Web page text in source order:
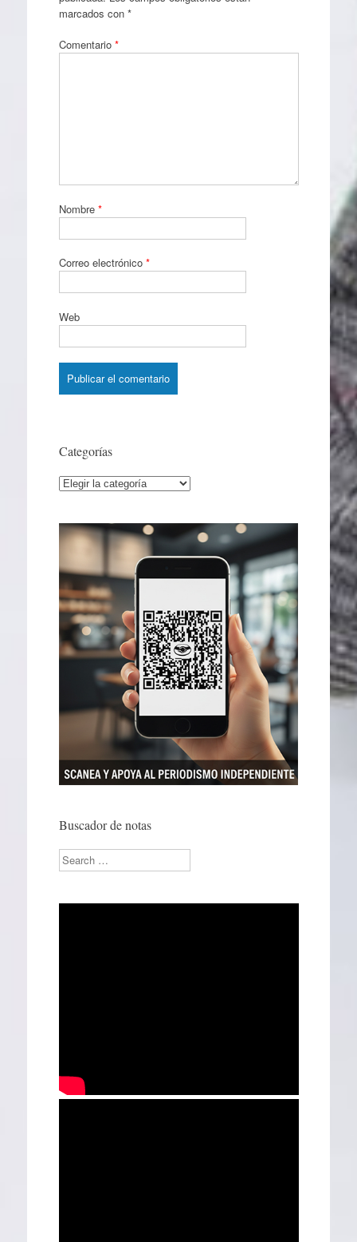
marcados con *
Comentario *
Nombre *
Correo electrónico *
Web
Categorías
Categorías
Buscador de notas
Search